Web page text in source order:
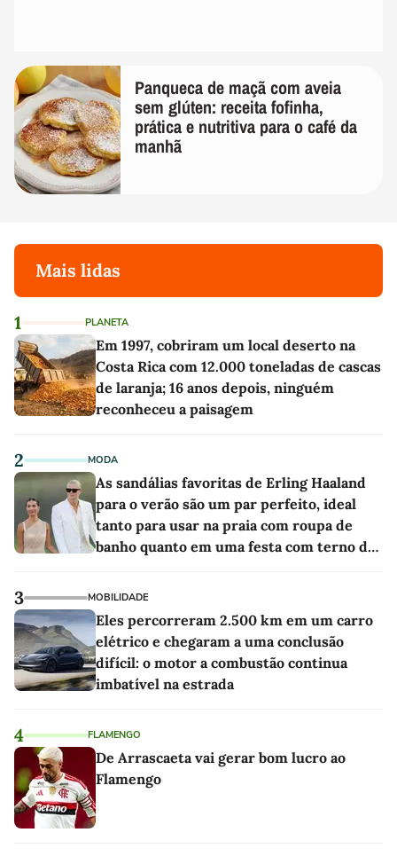
Panqueca de maçã com aveia
sem glúten: receita fofinha,
prática e nutritiva para o café da
manhã
Mais lidas
1 PLANETA
Em 1997, cobriram um local deserto na
Costa Rica com 12.000 toneladas de cascas
de laranja; 16 anos depois, ninguém
reconheceu a paisagem
2 MODA
As sandálias favoritas de Erling Haaland
para o verão são um par perfeito, ideal
tanto para usar na praia com roupa de
banho quanto em uma festa com terno de
3 MOBILIDADE
Eles percorreram 2.500 km em um carro
elétrico e chegaram a uma conclusão
difícil: o motor a combustão continua
imbatível na estrada
4 FLAMENGO
De Arrascaeta vai gerar bom lucro ao
Flamengo